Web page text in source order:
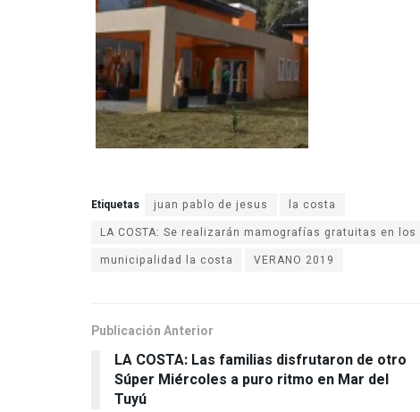
Etiquetas juan pablo de jesus
la costa
LA COSTA: Se realizarán mamografías gratuitas en
municipalidad la costa
VERANO 2019
Publicación Anterior
LA COSTA: Las familias disfrutaron de otro
Súper Miércoles a puro ritmo en Mar del
Tuyú